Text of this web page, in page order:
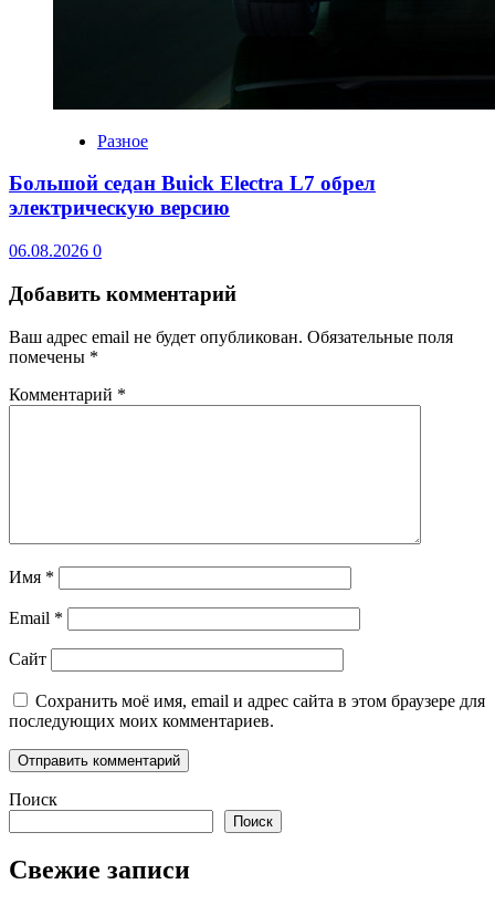
Разное
Большой седан Buick Electra L7 обрел
электрическую версию
06.08.2026 0
Добавить комментарий
Ваш адрес email не будет опубликован. Обязательные поля
помечены *
Комментарий *
Имя *
Email *
Сайт
Сохранить моё имя, email и адрес сайта в этом браузере для
последующих моих комментариев.
Поиск
Поиск
Свежие записи